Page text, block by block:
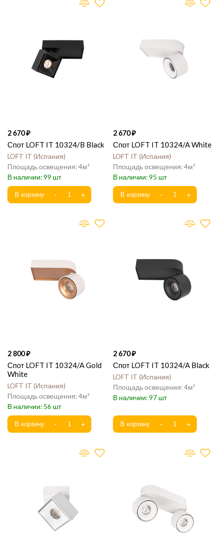
2 670
Спот LOFT IT 10324/B Black
LOFT IT Испания
4
99
2 670
Спот LOFT IT 10324/A White
LOFT IT Испания
4
95
2 800
Спот LOFT IT 10324/A Gold
White
LOFT IT Испания
4
56
2 670
Спот LOFT IT 10324/A Black
LOFT IT Испания
4
97